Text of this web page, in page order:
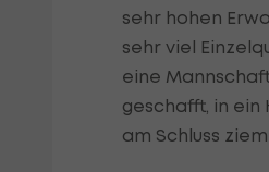
sehr hohen
sehr viel
eine
geschafft, in ein
am Schluss